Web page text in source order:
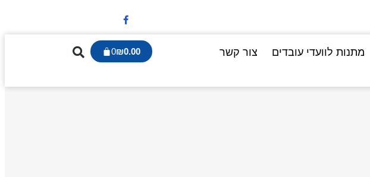
מתנות לוועדי עובדים צור קשר ₪0.00
0